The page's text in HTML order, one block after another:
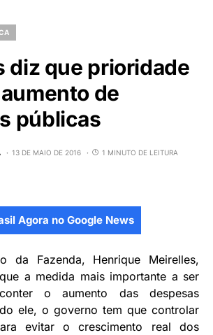
diz que prioridade
de
públicas
13 DE MAIO DE 2016 1 MINUTO DE LEITURA
Agora no Google News
da Fazenda, Henrique Meirelles,
a medida mais importante a ser
o aumento das despesas
ele, o governo tem que controlar
evitar o crescimento real dos